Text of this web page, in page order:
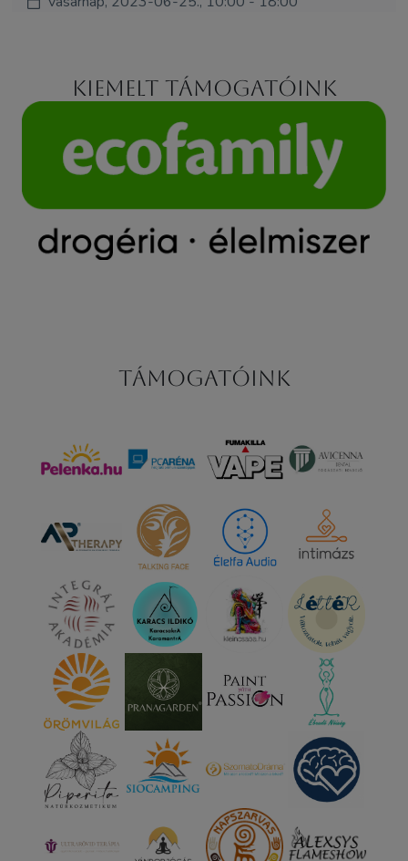
Kiemelt támogatóink
Támogatóink